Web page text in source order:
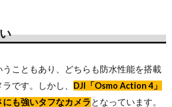
こともあり、どちらも防水性能を搭載
です。しかし、 DJI「Osmo Action 4」
も強いタフなカメラ となっています。